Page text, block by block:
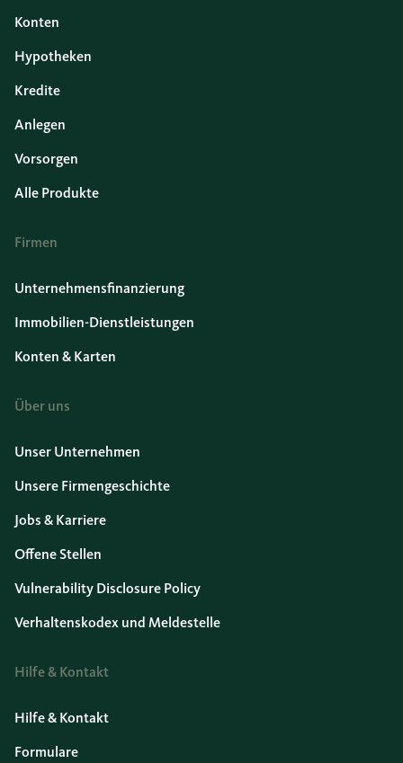
Konten
Hypotheken
Kredite
Anlegen
Vorsorgen
Alle Produkte
Firmen
Unternehmensfinanzierung
Immobilien-Dienstleistungen
Konten & Karten
Über uns
Unser Unternehmen
Unsere Firmengeschichte
Jobs & Karriere
Offene Stellen
Vulnerability Disclosure Policy
Verhaltenskodex und Meldestelle
Hilfe & Kontakt
Hilfe & Kontakt
Formulare